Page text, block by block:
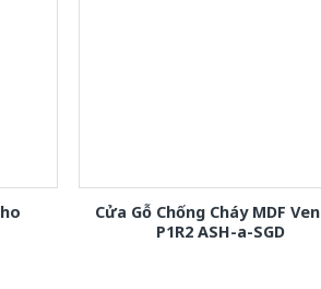
Cửa Gỗ Chống Cháy MDF
P1R2 ASH-a-SGD